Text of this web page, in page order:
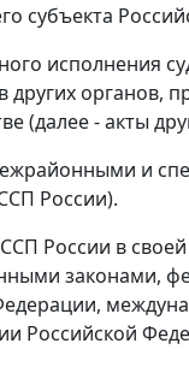
субъекта
исполнения
других
(далее - акты
и
России).
России в
законами,
Российской